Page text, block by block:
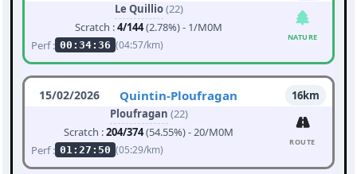
Le Quillio(22)
Scratch :4/144(2.78%) - 1/M0M
Perf : 00:34:36 (04:57/km)
NATURE
15/02/2026 Quintin-Ploufragan
16km
Ploufragan (22)
Scratch :204/374(54.55%) - 20/M0M
Perf : 01:27:50 (05:29/km)
ROUTE